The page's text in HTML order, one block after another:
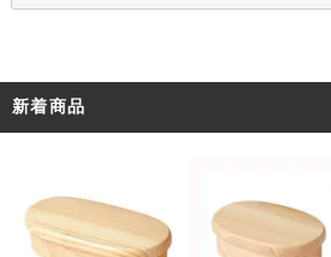
新着商品